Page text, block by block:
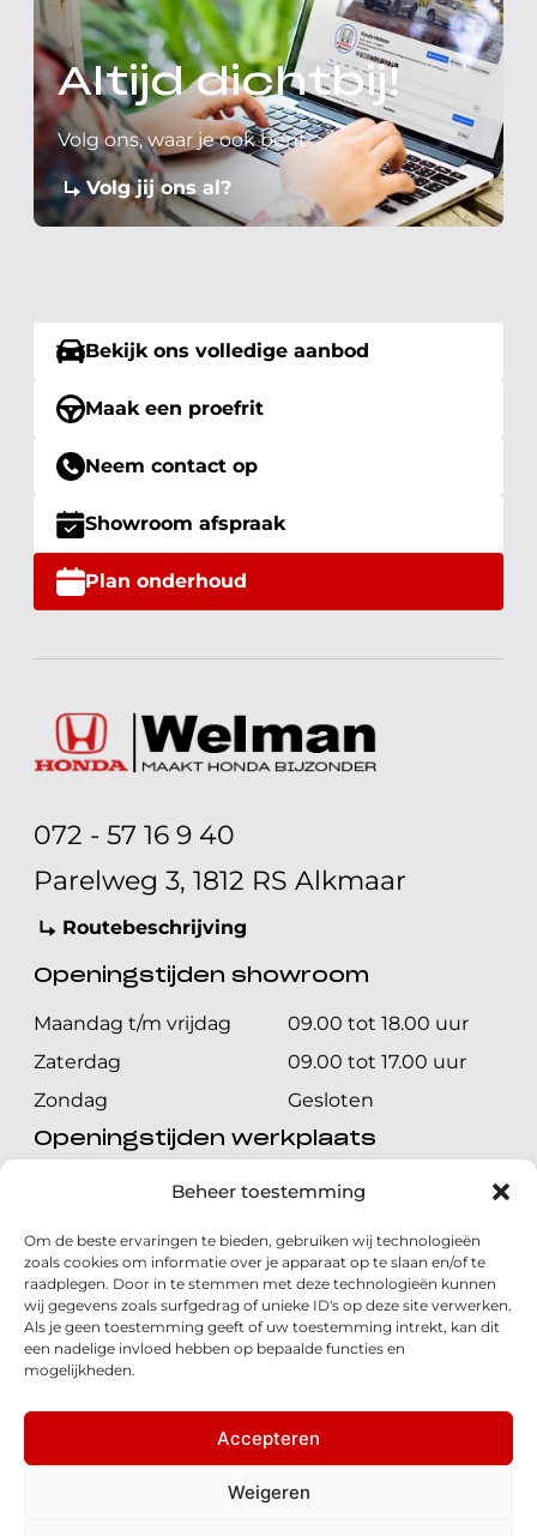
Beheer toestemming
Om de beste ervaringen te bieden, gebruiken wij technologieën
zoals cookies om informatie over je apparaat op te slaan en/of te
raadplegen. Door in te stemmen met deze technologieën kunnen
wij gegevens zoals surfgedrag of unieke ID's op deze site verwerken.
Als je geen toestemming geeft of uw toestemming intrekt, kan dit
een nadelige invloed hebben op bepaalde functies en
mogelijkheden.
Accepteren
Weigeren
Altijd dichtbij!
Volg ons, waar je ook bent
Volg jij ons al?
Bekijk ons volledige aanbod
Maak een proefrit
Neem contact op
Showroom afspraak
Plan onderhoud
072 - 57 16 9 40
Parelweg 3, 1812 RS Alkmaar
Routebeschrijving
Openingstijden showroom
Maandag t/m vrijdag
09.00 tot 18.00 uur
Zaterdag
09.00 tot 17.00 uur
Zondag
Gesloten
Openingstijden werkplaats
Maandag t/m vrijdag
08.00 tot 17.00 uur
Zondag
Gesloten
Volg ons
© 2026 - Honda Welman